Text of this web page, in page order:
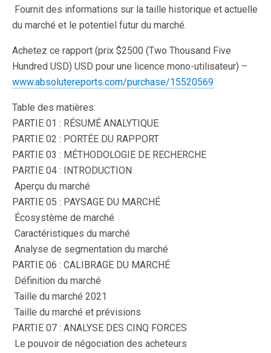
 Fournit des informations sur la taille historique et actuelle
du marché et le potentiel futur du marché.
Achetez ce rapport (prix $2500 (Two Thousand Five
Hundred USD) USD pour une licence mono-utilisateur) –
www.absolutereports.com/purchase/15520569
Table des matières:
PARTIE 01 : RÉSUMÉ ANALYTIQUE
PARTIE 02 : PORTÉE DU RAPPORT
PARTIE 03 : MÉTHODOLOGIE DE RECHERCHE
PARTIE 04 : INTRODUCTION
 Aperçu du marché
PARTIE 05 : PAYSAGE DU MARCHÉ
 Écosystème de marché
 Caractéristiques du marché
 Analyse de segmentation du marché
PARTIE 06 : CALIBRAGE DU MARCHÉ
 Définition du marché
 Taille du marché 2021
 Taille du marché et prévisions
PARTIE 07 : ANALYSE DES CINQ FORCES
 Le pouvoir de négociation des acheteurs